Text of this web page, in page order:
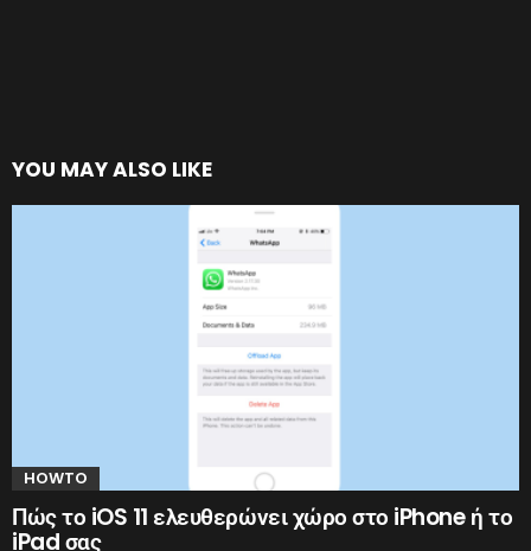
YOU MAY ALSO LIKE
HOWTO
Πώς το iOS 11 ελευθερώνει χώρο στο iPhone ή το
iPad σας